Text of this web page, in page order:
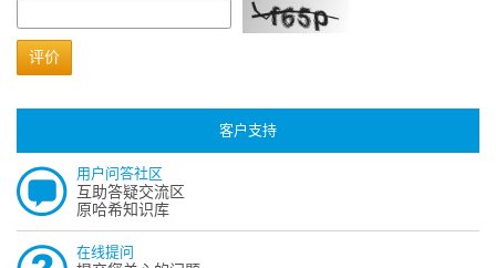
评价
客户支持
用户问答社区
互助答疑交流区
原哈希知识库
在线提问